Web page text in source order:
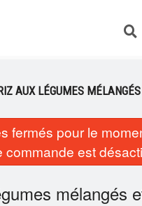
AUX LÉGUMES
fermés pour le
commande est
mélangés